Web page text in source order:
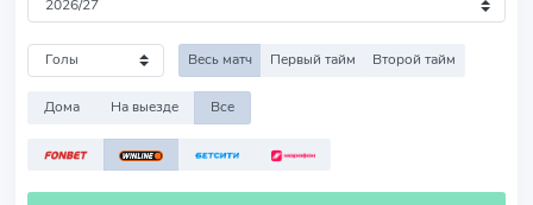
Весь матч Первый тайм Второй тайм
Дома На выезде Все